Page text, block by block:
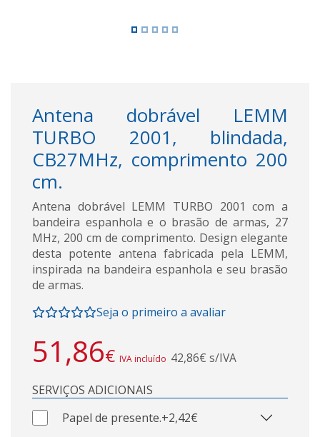
Antena dobrável LEMM
TURBO 2001, blindada,
CB27MHz, comprimento 200
cm.
Antena dobrável LEMM TURBO 2001 com a
bandeira espanhola e o brasão de armas, 27
MHz, 200 cm de comprimento. Design elegante
desta potente antena fabricada pela LEMM,
inspirada na bandeira espanhola e seu brasão
de armas.
Seja o primeiro a avaliar
51,86€ IVA incluído 42,86€ s/IVA
SERVIÇOS ADICIONAIS
Papel de presente.+2,42€